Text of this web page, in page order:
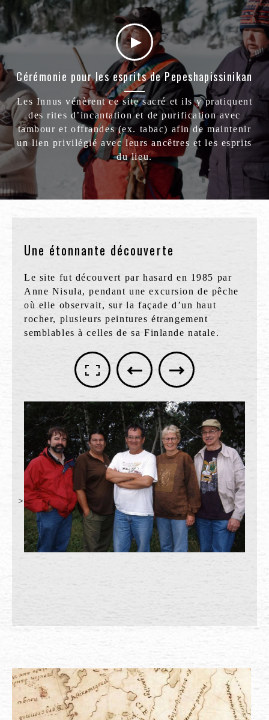
Cérémonie pour les esprits de Pepeshapissinikan
Les Innus vénèrent ce site sacré et ils y pratiquent
des rites d’incantation et de purification avec
tambour et offrandes (ex. tabac) afin de maintenir
un lien privilégié avec leurs ancêtres et les esprits
du lieu.
Une étonnante découverte
Le site fut découvert par hasard en 1985 par
Anne Nisula, pendant une excursion de pêche
où elle observait, sur la façade d’un haut
rocher, plusieurs peintures étrangement
semblables à celles de sa Finlande natale.
>